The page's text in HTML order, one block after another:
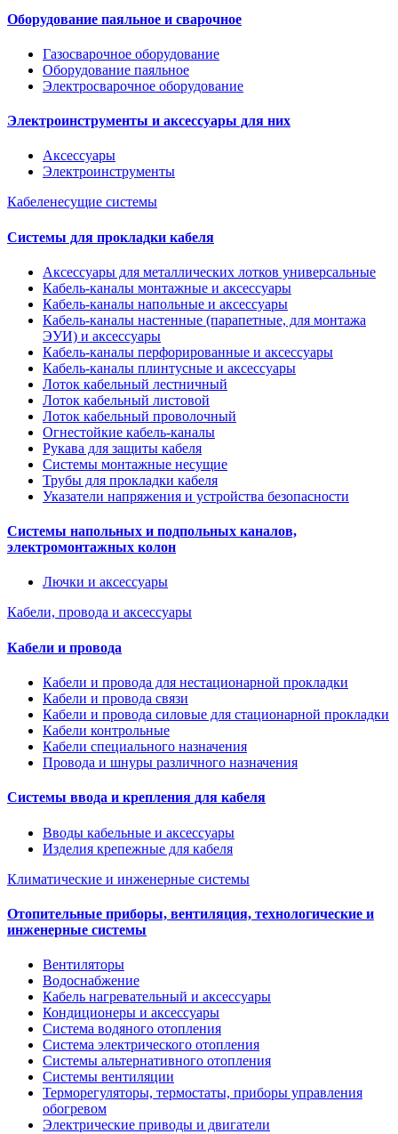
Оборудование паяльное и сварочное
Газосварочное оборудование
Оборудование паяльное
Электросварочное оборудование
Электроинструменты и аксессуары для них
Аксессуары
Электроинструменты
Кабеленесущие системы
Системы для прокладки кабеля
Аксессуары для металлических лотков универсальные
Кабель-каналы монтажные и аксессуары
Кабель-каналы напольные и аксессуары
Кабель-каналы настенные (парапетные, для монтажа
ЭУИ) и аксессуары
Кабель-каналы перфорированные и аксессуары
Кабель-каналы плинтусные и аксессуары
Лоток кабельный лестничный
Лоток кабельный листовой
Лоток кабельный проволочный
Огнестойкие кабель-каналы
Рукава для защиты кабеля
Системы монтажные несущие
Трубы для прокладки кабеля
Указатели напряжения и устройства безопасности
Системы напольных и подпольных каналов,
электромонтажных колон
Лючки и аксессуары
Кабели, провода и аксессуары
Кабели и провода
Кабели и провода для нестационарной прокладки
Кабели и провода связи
Кабели и провода силовые для стационарной прокладки
Кабели контрольные
Кабели специального назначения
Провода и шнуры различного назначения
Системы ввода и крепления для кабеля
Вводы кабельные и аксессуары
Изделия крепежные для кабеля
Климатические и инженерные системы
Отопительные приборы, вентиляция, технологические и
инженерные системы
Вентиляторы
Водоснабжение
Кабель нагревательный и аксессуары
Кондиционеры и аксессуары
Система водяного отопления
Система электрического отопления
Системы альтернативного отопления
Системы вентиляции
Терморегуляторы, термостаты, приборы управления
обогревом
Электрические приводы и двигатели